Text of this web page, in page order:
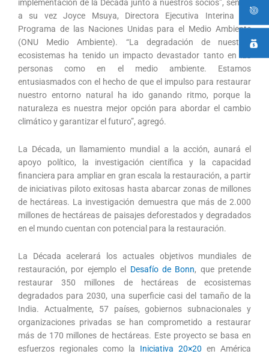
implementación de la Década junto a nuestros socios”, señaló
a su vez Joyce Msuya, Directora Ejecutiva Interina del
Programa de las Naciones Unidas para el Medio Ambiente
(ONU Medio Ambiente). “La degradación de nuestros
ecosistemas ha tenido un impacto devastador tanto en las
personas como en el medio ambiente. Estamos
entusiasmados con el hecho de que el impulso para restaurar
nuestro entorno natural ha ido ganando ritmo, porque la
naturaleza es nuestra mejor opción para abordar el cambio
climático y garantizar el futuro”, agregó.
La Década, un llamamiento mundial a la acción, aunará el
apoyo político, la investigación científica y la capacidad
financiera para ampliar en gran escala la restauración, a partir
de iniciativas piloto exitosas hasta abarcar zonas de millones
de hectáreas. La investigación demuestra que más de 2.000
millones de hectáreas de paisajes deforestados y degradados
en el mundo cuentan con potencial para la restauración.
La Década acelerará los actuales objetivos mundiales de
restauración, por ejemplo el Desafío de Bonn, que pretende
restaurar 350 millones de hectáreas de ecosistemas
degradados para 2030, una superficie casi del tamaño de la
India. Actualmente, 57 países, gobiernos subnacionales y
organizaciones privadas se han comprometido a restaurar
más de 170 millones de hectáreas. Este proyecto se basa en
esfuerzos regionales como la Iniciativa 20×20 en América